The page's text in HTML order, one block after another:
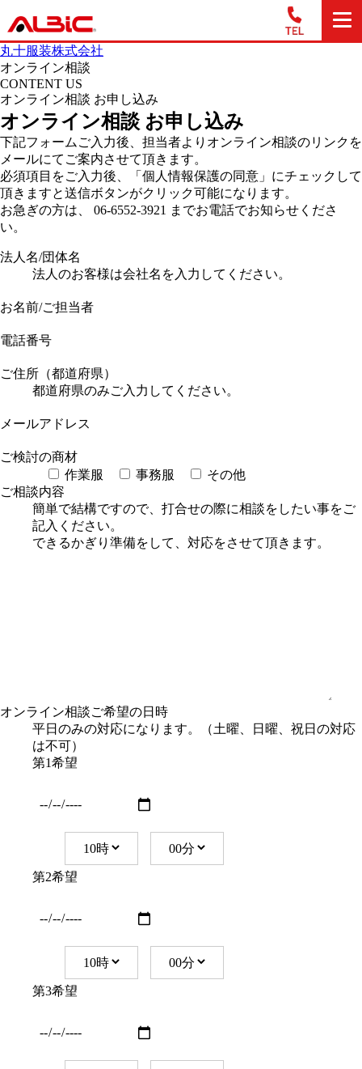
丸十服装株式会社
オンライン相談
CONTENT US
オンライン相談 お申し込み
オンライン相談 お申し込み
下記フォームご入力後、担当者よりオンライン相談のリンクを
メールにてご案内させて頂きます。
必須項目をご入力後、「個人情報保護の同意」にチェックして
頂きますと送信ボタンがクリック可能になります。
お急ぎの方は、 06-6552-3921 までお電話でお知らせくださ
い。
法人名/団体名
法人のお客様は会社名を入力してください。
お名前/ご担当者
電話番号
ご住所（都道府県）
都道府県のみご入力してください。
メールアドレス
ご検討の商材
作業服
事務服
その他
ご相談内容
簡単で結構ですので、打合せの際に相談をしたい事をご
記入ください。
できるかぎり準備をして、対応をさせて頂きます。
オンライン相談ご希望の日時
平日のみの対応になります。（土曜、日曜、祝日の対応
は不可）
第1希望
第2希望
第3希望